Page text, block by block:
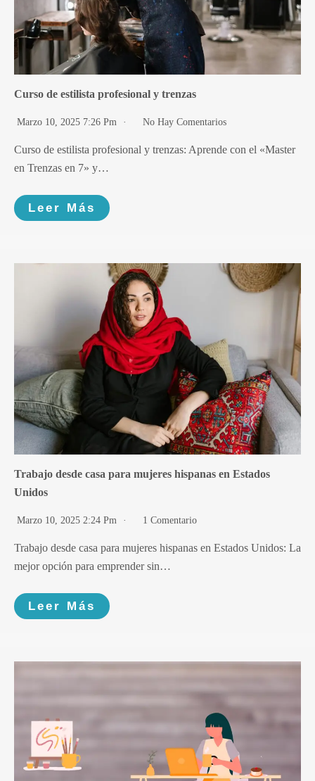
Curso de estilista profesional y trenzas
Marzo 10, 2025 7:26 Pm No Hay Comentarios
Curso de estilista profesional y trenzas: Aprende con el «Master
en Trenzas en 7» y…
Leer Más
Trabajo desde casa para mujeres hispanas en Estados
Unidos
Marzo 10, 2025 2:24 Pm 1 Comentario
Trabajo desde casa para mujeres hispanas en Estados Unidos: La
mejor opción para emprender sin…
Leer Más